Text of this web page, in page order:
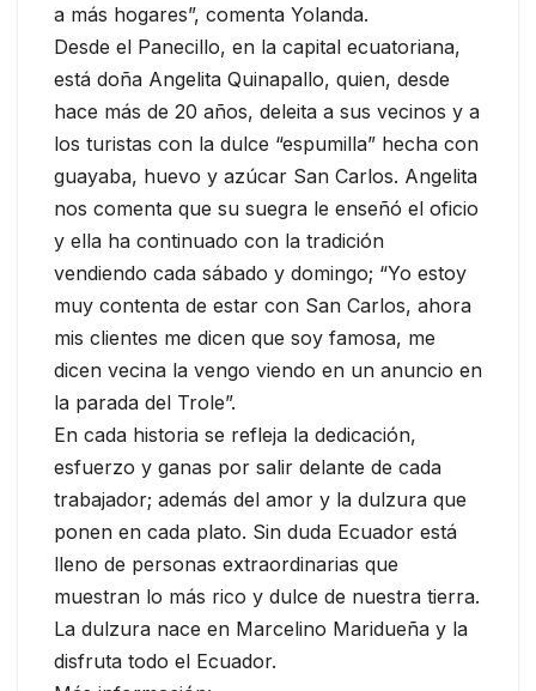
a más hogares”, comenta Yolanda.
Desde el Panecillo, en la capital ecuatoriana,
está doña Angelita Quinapallo, quien, desde
hace más de 20 años, deleita a sus vecinos y a
los turistas con la dulce “espumilla” hecha con
guayaba, huevo y azúcar San Carlos. Angelita
nos comenta que su suegra le enseñó el oficio
y ella ha continuado con la tradición
vendiendo cada sábado y domingo; “Yo estoy
muy contenta de estar con San Carlos, ahora
mis clientes me dicen que soy famosa, me
dicen vecina la vengo viendo en un anuncio en
la parada del Trole”.
En cada historia se refleja la dedicación,
esfuerzo y ganas por salir delante de cada
trabajador; además del amor y la dulzura que
ponen en cada plato. Sin duda Ecuador está
lleno de personas extraordinarias que
muestran lo más rico y dulce de nuestra tierra.
La dulzura nace en Marcelino Maridueña y la
disfruta todo el Ecuador.